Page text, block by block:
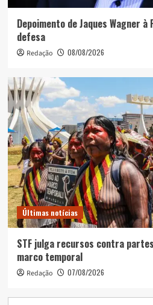
Depoimento de Jaques Wagner à
defesa
Redação 08/08/2026
Últimas notícias
STF julga recursos contra
marco temporal
Redação 07/08/2026